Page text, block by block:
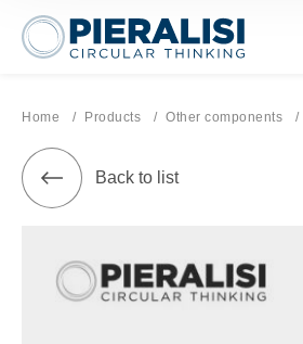
Pieralisi Maip Spa
Home Products Other components
Back to list